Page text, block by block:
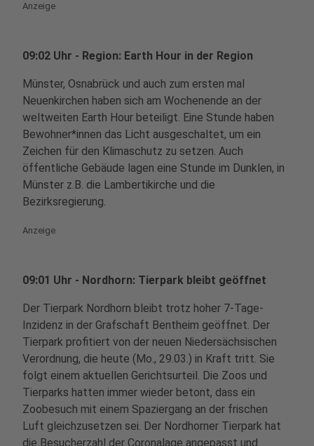
Anzeige
09:02 Uhr - Region: Earth Hour in der Region
Münster, Osnabrück und auch zum ersten mal
Neuenkirchen haben sich am Wochenende an der
weltweiten Earth Hour beteiligt. Eine Stunde haben
Bewohner*innen das Licht ausgeschaltet, um ein
Zeichen für den Klimaschutz zu setzen. Auch
öffentliche Gebäude lagen eine Stunde im Dunklen, in
Münster z.B. die Lambertikirche und die
Bezirksregierung.
Anzeige
09:01 Uhr - Nordhorn: Tierpark bleibt geöffnet
Der Tierpark Nordhorn bleibt trotz hoher 7-Tage-
Inzidenz in der Grafschaft Bentheim geöffnet. Der
Tierpark profitiert von der neuen Niedersächsischen
Verordnung, die heute (Mo., 29.03.) in Kraft tritt. Sie
folgt einem aktuellen Gerichtsurteil. Die Zoos und
Tierparks hatten immer wieder betont, dass ein
Zoobesuch mit einem Spaziergang an der frischen
Luft gleichzusetzen sei. Der Nordhorner Tierpark hat
die Besucherzahl der Coronalage angepasst und